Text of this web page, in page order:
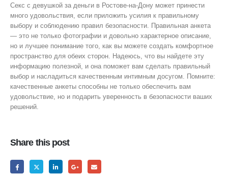
Секс с девушкой за деньги в Ростове-на-Дону может принести
много удовольствия, если приложить усилия к правильному
выбору и соблюдению правил безопасности. Правильная анкета
— это не только фотографии и довольно характерное описание,
но и лучшее понимание того, как вы можете создать комфортное
пространство для обеих сторон. Надеюсь, что вы найдете эту
информацию полезной, и она поможет вам сделать правильный
выбор и насладиться качественным интимным досугом. Помните:
качественные анкеты способны не только обеспечить вам
удовольствие, но и подарить уверенность в безопасности ваших
решений.
Share this post